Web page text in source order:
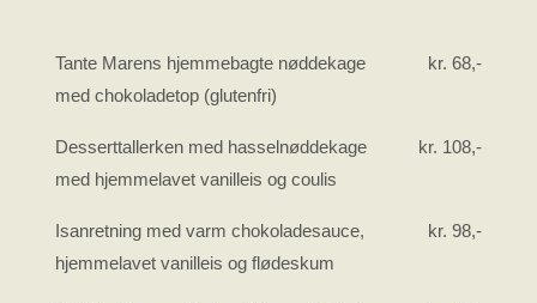
Tante Marens hjemmebagte nøddekage
med chokoladetop (glutenfri)
kr. 68,-
Desserttallerken med hasselnøddekage
med hjemmelavet vanilleis og coulis
kr. 108,-
Isanretning med varm chokoladesauce,
hjemmelavet vanilleis og flødeskum
kr. 98,-